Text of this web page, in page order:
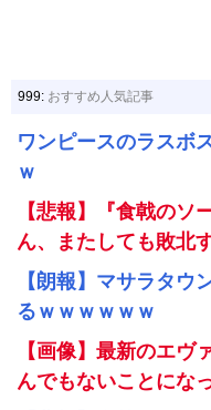
999: おすすめ人気記事
ワンピースのラスボ
ｗ
【悲報】『食戟のソ
ん、またしても敗北
【朗報】マサラタウ
るｗｗｗｗｗｗ
【画像】最新のエヴ
んでもないことにな